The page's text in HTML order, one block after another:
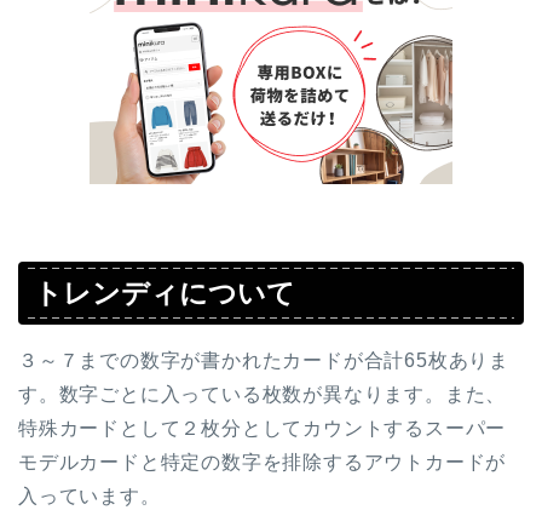
トレンディについて
３～７までの数字が書かれたカードが合計65枚ありま
す。数字ごとに入っている枚数が異なります。また、
特殊カードとして２枚分としてカウントするスーパー
モデルカードと特定の数字を排除するアウトカードが
入っています。